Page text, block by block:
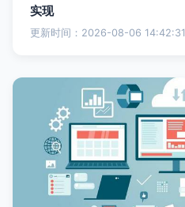
实现
更新时间：2026-08-06 14:42:31